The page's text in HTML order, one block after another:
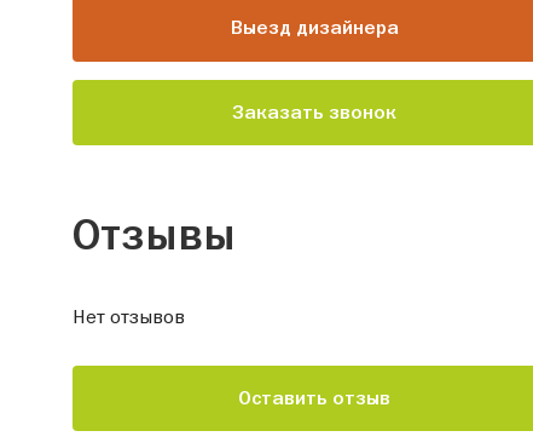
Выезд дизайнера
Заказать звонок
Отзывы
Нет отзывов
Оставить отзыв